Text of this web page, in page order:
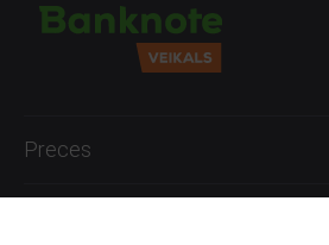
Preces